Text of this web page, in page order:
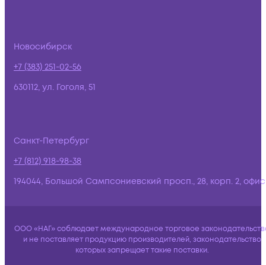
Новосибирск
+7 (383) 251-02-56
630112, ул. Гоголя, 51
Санкт-Петербург
+7 (812) 918-98-38
194044, Большой Сампсониевский просп., 28, корп. 2,
ООО «НАГ» соблюдает международное торговое
и не поставляет продукцию производителей, законодательство
которых запрещает такие поставки.